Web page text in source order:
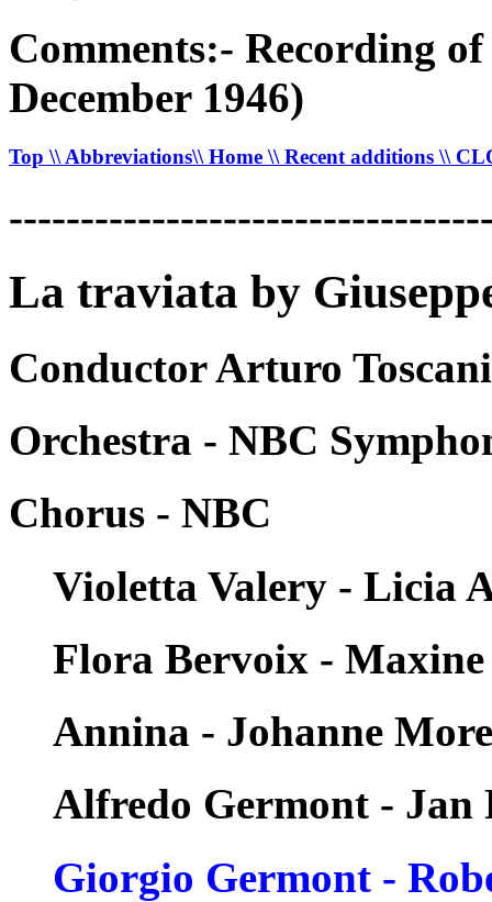
Comments:- Recording
December 1946)
Top \\ Abbreviations\\ Home \\ Recent additions \\
La traviata by
Conductor Arturo
Orchestra - NBC
Chorus - NBC
Violetta Valery - Licia
Flora Bervoix -
Annina - Johanne
Alfredo Germont - Jan
Giorgio Germont -